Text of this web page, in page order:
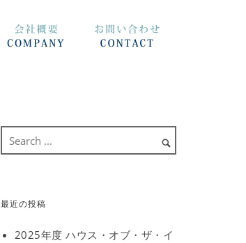
最近の投稿
2025年度 ハウス・オブ・ザ・イ